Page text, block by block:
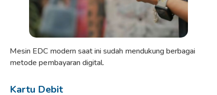
Mesin EDC modern saat ini sudah mendukung berbagai
metode pembayaran digital.
Kartu Debit